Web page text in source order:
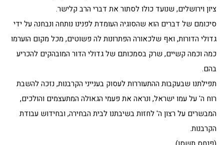
ציון וירושלים, שנועד כולו לסתור את דברי הרב קלישר.
סיכומם של דברים הוא שהסוגיה העומדת לפנינו נותחה ונבחנה על ידי
גדולי הדורות, ואף שלכאורה הפתרונות לה פשוטים, מכל מקום הוערמו
כמה וכמה קשיים, שרק בסמכותם של גדולי הדור המובהקים להכריע
בהם.
תפילתנו שבעקבות ההתעוררות לעסוק בענייני הקרבנות, נזכה להשבת
רוח ה' על עמו ישראל, ונראה את פעמי הגאולה המתעצמים והולכים,
המבשרים על רצון ה' לחזות בשיבתנו לבית הבחירה, ובחידוש עבודת
הקרבנות.